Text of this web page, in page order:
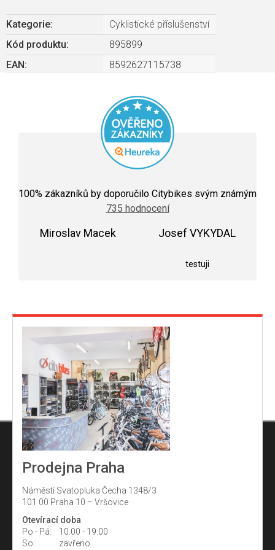
Kategorie:
Cyklistické příslušenství
Kód produktu:
895899
EAN: 8592627115738
hodnocení
obchodu
je
100% zákazníků by doporučilo Citybikes svým známým
735 hodnocení
Miroslav Macek Josef VYKYDAL
testuji
Prodejna Praha
Náměstí Svatopluka Čecha 1348/3
101 00 Praha 10 – Vršovice
Otevírací doba
Po - Pá:
10:00 - 19:00
So:
zavřeno